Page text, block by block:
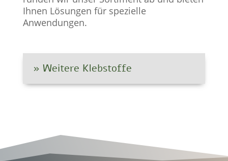
Ihnen Lösungen für spezielle
Anwendungen.
» Weitere Klebstoffe